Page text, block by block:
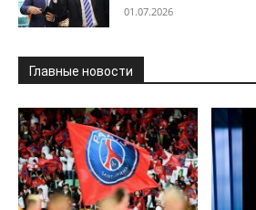
01.07.2026
Главные новости